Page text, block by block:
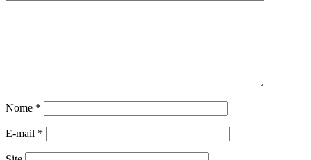
Nome *
E-mail *